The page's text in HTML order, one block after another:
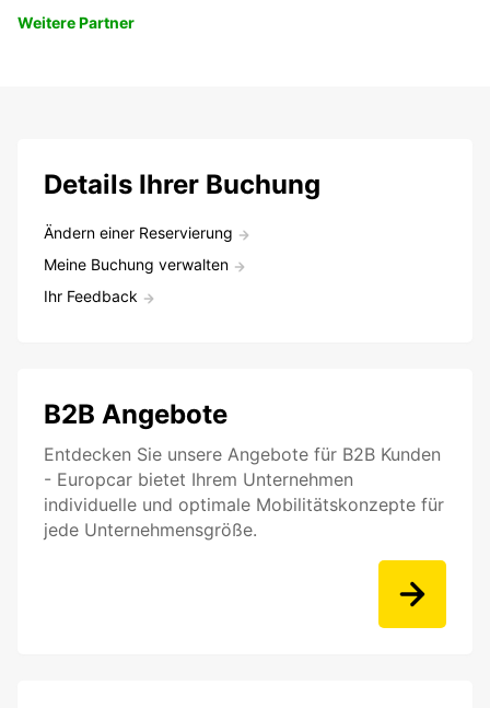
Weitere Partner
Details Ihrer Buchung
Ändern einer Reservierung
Meine Buchung verwalten
Ihr Feedback
B2B Angebote
Entdecken Sie unsere Angebote für B2B Kunden
- Europcar bietet Ihrem Unternehmen
individuelle und optimale Mobilitätskonzepte für
jede Unternehmensgröße.